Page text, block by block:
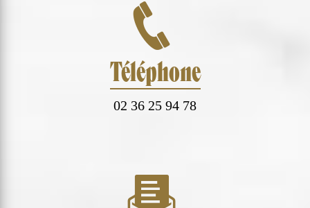
Téléphone
02 36 25 94 78